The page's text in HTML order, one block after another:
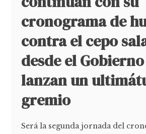
cronograma de
contra el cepo
desde el
lanzan un
gremio
Será la segunda jornada del